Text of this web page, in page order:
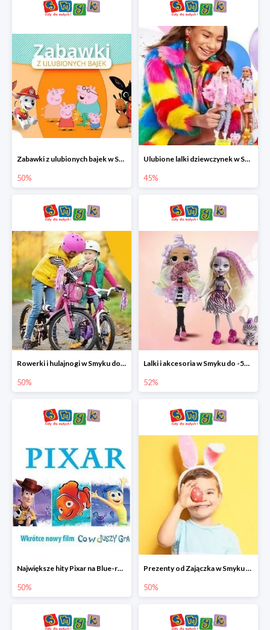
Zabawki z ulubionych bajek w Smyku do -50%
50%
Ulubione lalki dziewczynek w Smyku do -45%
45%
Rowerki i hulajnogi w Smyku do -50%
50%
Lalki i akcesoria w Smyku do -52%
52%
Największe hity Pixar na Blue-rey i DVD w Smyku - drugi film -50%
50%
Prezenty od Zajączka w Smyku do -50%
50%